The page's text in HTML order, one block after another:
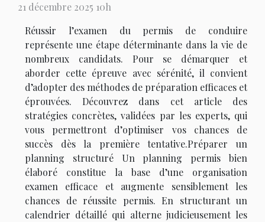
21 décembre 2025 10h
Réussir l’examen du permis de conduire
représente une étape déterminante dans la vie de
nombreux candidats. Pour se démarquer et
aborder cette épreuve avec sérénité, il convient
d’adopter des méthodes de préparation efficaces et
éprouvées. Découvrez dans cet article des
stratégies concrètes, validées par les experts, qui
vous permettront d’optimiser vos chances de
succès dès la première tentative.Préparer un
planning structuré Un planning permis bien
élaboré constitue la base d’une organisation
examen efficace et augmente sensiblement les
chances de réussite permis. En structurant un
calendrier détaillé qui alterne judicieusement les